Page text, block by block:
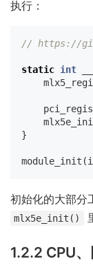
执行：
// https://
static int
}
module_init (
初始化的大部分
mlx5e_init()
1.2.2 CPU